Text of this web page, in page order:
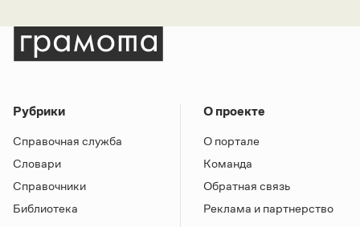
Рубрики
Справочная служба
Словари
Справочники
Библиотека
О проекте
О портале
Команда
Обратная связь
Реклама и партнерство